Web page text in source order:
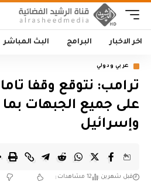
اخر الاخبار البرامج البث المباشر
عربي ودولي
ترامب: نتوقع وقفا تاما
على جميع الجبهات بما
وإسرائيل
قبل شهرين 12 مشاهدات